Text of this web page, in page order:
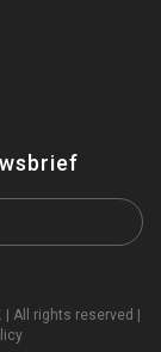
All rights reserved |